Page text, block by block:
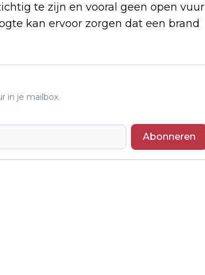
te zijn en vooral geen open vuur
kan ervoor zorgen dat een brand
in je mailbox.
Abonneren